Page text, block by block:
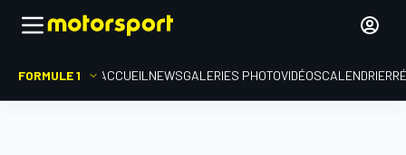
FORMULE 1 ACCUEIL NEWSGALERIES PHOTOVIDÉOSCALENDRIER